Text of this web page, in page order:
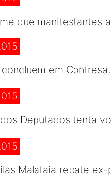
que manifestantes
concluem em
Deputados tenta
Malafaia rebate